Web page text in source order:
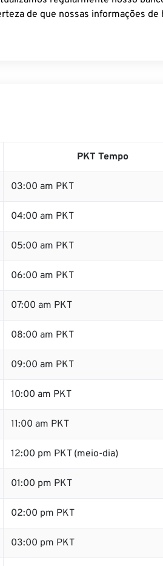
de que nossas informações de
PKT Tempo
03:00 am PKT
04:00 am PKT
05:00 am PKT
06:00 am PKT
07:00 am PKT
08:00 am PKT
09:00 am PKT
10:00 am PKT
11:00 am PKT
12:00 pm PKT (meio-dia)
01:00 pm PKT
02:00 pm PKT
03:00 pm PKT